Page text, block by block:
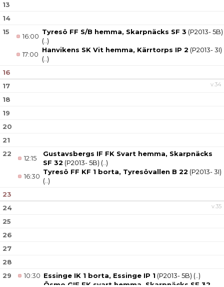
13
14
15
16:00
Tyresö FF S/B hemma, Skarpnäcks SF 3 (P2013- 5B)
(..)
17:00
Hanvikens SK Vit hemma, Kärrtorps IP 2 (P2013- 3I)
(..)
16
v.34
17
18
19
20
21
22
12:15
Gustavsbergs IF FK Svart hemma, Skarpnäcks
SF 32 (P2013- 5B) (..)
16:30
Tyresö FF KF 1 borta, Tyresövallen B 22 (P2013- 3I)
(..)
23
v.35
24
25
26
27
28
29
10:30 Essinge IK 1 borta, Essinge IP 1 (P2013- 5B) (..)
Ösmo GIF FK svart hemma, Skarpnäcks SF 32